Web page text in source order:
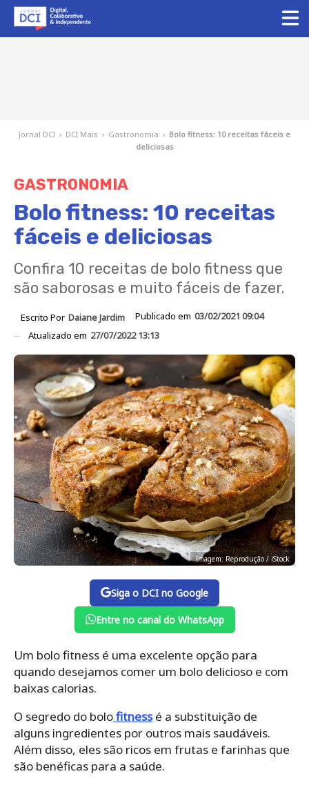
Jornal DCI › DCI Mais › Gastronomia › Bolo fitness: 10 receitas fáceis e
deliciosas
GASTRONOMIA
Bolo fitness: 10 receitas
fáceis e deliciosas
Confira 10 receitas de bolo fitness que
são saborosas e muito fáceis de fazer.
Escrito Por Daiane Jardim Publicado em 03/02/2021 09:04
Atualizado em 27/07/2022 13:13
Imagem: Reprodução / iStock
Siga o DCI no Google
Entre no canal do WhatsApp
Um bolo fitness é uma excelente opção para
quando desejamos comer um bolo delicioso e com
baixas calorias.
O segredo do bolofitnessé a substituição de
alguns ingredientes por outros mais saudáveis.
Além disso, eles são ricos em frutas e farinhas que
são benéficas para a saúde.